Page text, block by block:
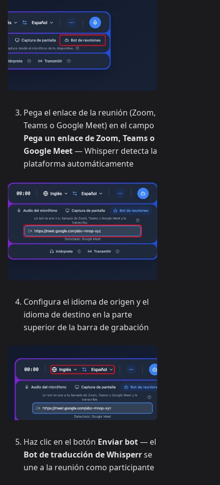
Pega el enlace de la reunión (Zoom,
Teams o Google Meet) en el campo
Pega un enlace de Zoom, Teams o
Google Meet— Whisperr detecta la
plataforma automáticamente
Configura el idioma de origen y el
idioma de destino en la parte
superior de la barra de grabación
Haz clic en el botón Enviar bot— el
Bot de traducción de Whisperrse
une a la reunión como participante